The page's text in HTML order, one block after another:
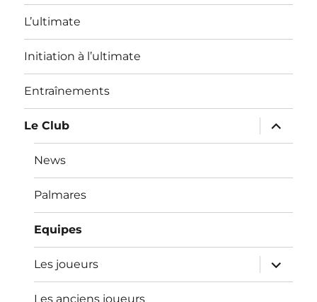
L’ultimate
Initiation à l’ultimate
Entraînements
Le Club
ouvrir
le
sous-
News
Palmares
Equipes
Les joueurs
ouvrir
le
sous-
Les anciens joueurs